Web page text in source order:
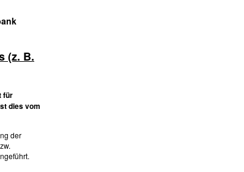
(z. B.
für
dies vom
der